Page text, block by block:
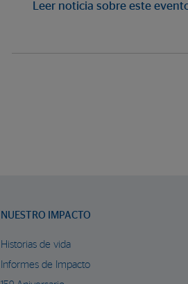
Leer noticia sobre este
NUESTRO IMPACTO
Historias de vida
Informes de Impacto